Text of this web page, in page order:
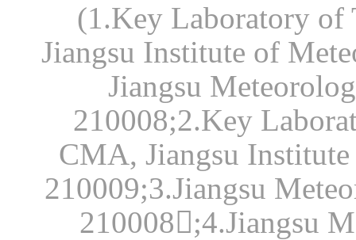
(1.Key Laboratory of
Jiangsu Institute of
Jiangsu
210008;2.Key
CMA, Jiangsu
210009;3.Jiangsu
210008;4.Jiangsu